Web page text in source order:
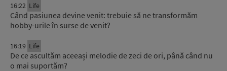
16:22 Life
Când pasiunea devine venit: trebuie să ne transformăm
hobby-urile în surse de venit?
16:19 Life
De ce ascultăm aceeași melodie de zeci de ori, până când nu
o mai suportăm?